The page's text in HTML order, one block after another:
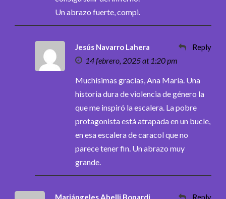
Un abrazo fuerte, compi.
Jesús Navarro Lahera
14 febrero, 2025 at 1:20 pm
Reply
Muchísimas gracias, Ana María. Una
historia dura de violencia de género la
que me inspiró la escalera. La pobre
protagonista está atrapada en un bucle,
en esa escalera de caracol que no
parece tener fin. Un abrazo muy
grande.
Mariángeles Abelli Bonardi Reply